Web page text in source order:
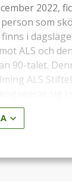
2022,
som
finns i
ALS och
90-talet.
ALS
en peng, litet